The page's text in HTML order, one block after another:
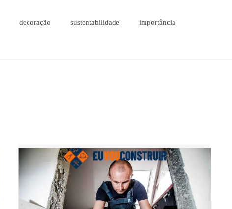
decoração sustentabilidade importância